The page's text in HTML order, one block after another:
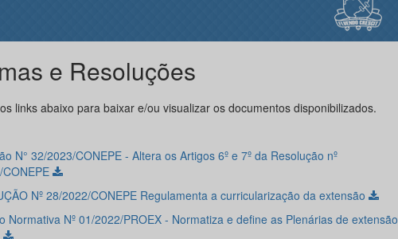
e Resoluções
links abaixo para baixar e/ou visualizar os documentos disponibilizados.
N° 32/2023/CONEPE - Altera os Artigos 6º e 7º da Resolução nº
Nº 28/2022/CONEPE Regulamenta a curricularização da extensão
Normativa Nº 01/2022/PROEX - Normatiza e define as Plenárias de extensão